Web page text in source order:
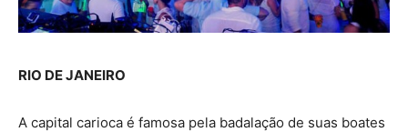
RIO DE JANEIRO
A capital carioca é famosa pela badalação de suas boates